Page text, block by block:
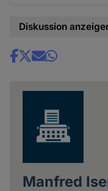
Diskussion
Share
Manfred